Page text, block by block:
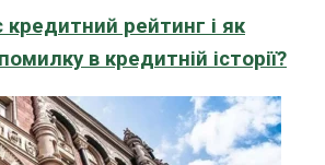
рейтинг і як
в кредитній історії?